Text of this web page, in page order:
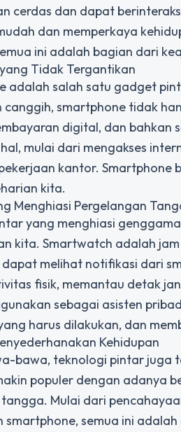
cerdas dan dapat
dan memperkaya
ini adalah bagian dari
Tidak Tergantikan
adalah salah satu gadget
canggih, smartphone tidak
digital, dan bahkan
mulai dari mengakses
kantor.
kita.
Menghiasi Pergelangan
yang menghiasi
kita. Smartwatch adalah
melihat notifikasi dari
fisik, memantau detak
sebagai asisten
harus dilakukan, dan
Kehidupan
bawa, teknologi pintar juga
populer dengan adanya
Mulai dari
smartphone, semua ini